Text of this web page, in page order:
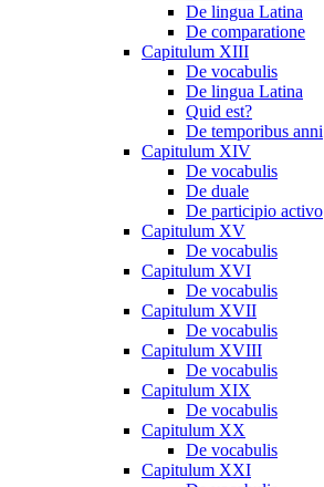
De lingua Latina
De comparatione
Capitulum XIII
De vocabulis
De lingua Latina
Quid est?
De temporibus anni
Capitulum XIV
De vocabulis
De duale
De participio activo
Capitulum XV
De vocabulis
Capitulum XVI
De vocabulis
Capitulum XVII
De vocabulis
Capitulum XVIII
De vocabulis
Capitulum XIX
De vocabulis
Capitulum XX
De vocabulis
Capitulum XXI